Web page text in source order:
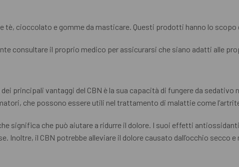
tè, cioccolato e gomme da masticare. Questi prodotti hanno lo scopo
consultare il proprio medico per assicurarsi che siano adatti alle
principali vantaggi del CBN è la sua capacità di fungere da
che possono essere utili nel trattamento di malattie come l’artrite
significa che può aiutare a ridurre il dolore. I suoi effetti
Inoltre, il CBN potrebbe alleviare il dolore causato dall’occhio secco